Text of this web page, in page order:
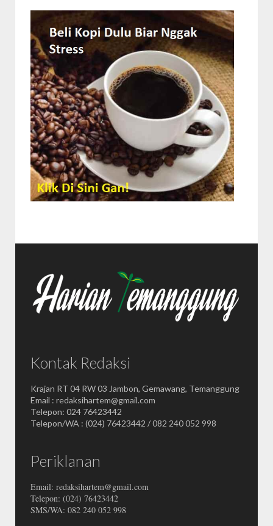
Kontak Redaksi
Krajan RT 04 RW 03 Jambon, Gemawang, Temanggung
Email : redaksihartem@gmail.com
Telepon: 024 76423442
Telepon/WA : (024) 76423442 / 082 240 052 998
Periklanan
Email: redaksihartem@gmail.com
Telepon: (024) 76423442
SMS/WA: 082 240 052 998